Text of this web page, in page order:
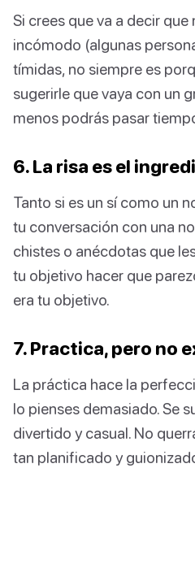
Si crees que va a decir
incómodo (algunas
tímidas, no siempre es
sugerirle que vaya con un
menos podrás pasar
6. La risa es el
Tanto si es un sí como un
tu conversación con una
chistes o anécdotas que
tu objetivo hacer que
era tu objetivo.
7. Practica, pero no
La práctica hace la
lo pienses demasiado. Se
divertido y casual. No
tan planificado y